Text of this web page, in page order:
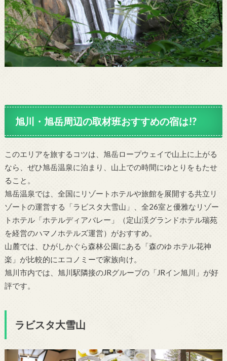
旭川・旭岳周辺の取材班おすすめの宿は!?
このエリアを旅するコツは、旭岳ロープウェイで山上に上がる
なら、ぜひ旭岳温泉に泊まり、山上での時間にゆとりをもたせ
ること。
旭岳温泉では、全国にリゾートホテルや旅館を展開する共立リ
ゾートの運営する「ラビスタ大雪山」、全26室と優雅なリゾー
トホテル「ホテルディアバレー」（定山渓グランドホテル瑞苑
を経営のハマノホテルズ運営）がおすすめ。
山麓では、ひがしかぐら森林公園にある「森のゆ ホテル花神
楽」が比較的にエコノミーで家族向け。
旭川市内では、旭川駅隣接のJRグループの「JRイン旭川」が好
評です。
ラビスタ大雪山